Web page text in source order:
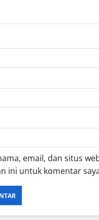
email, dan situs
ini untuk komentar